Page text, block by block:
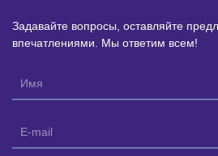
Задавайте вопросы, оставляйте
впечатлениями. Мы ответим всем!